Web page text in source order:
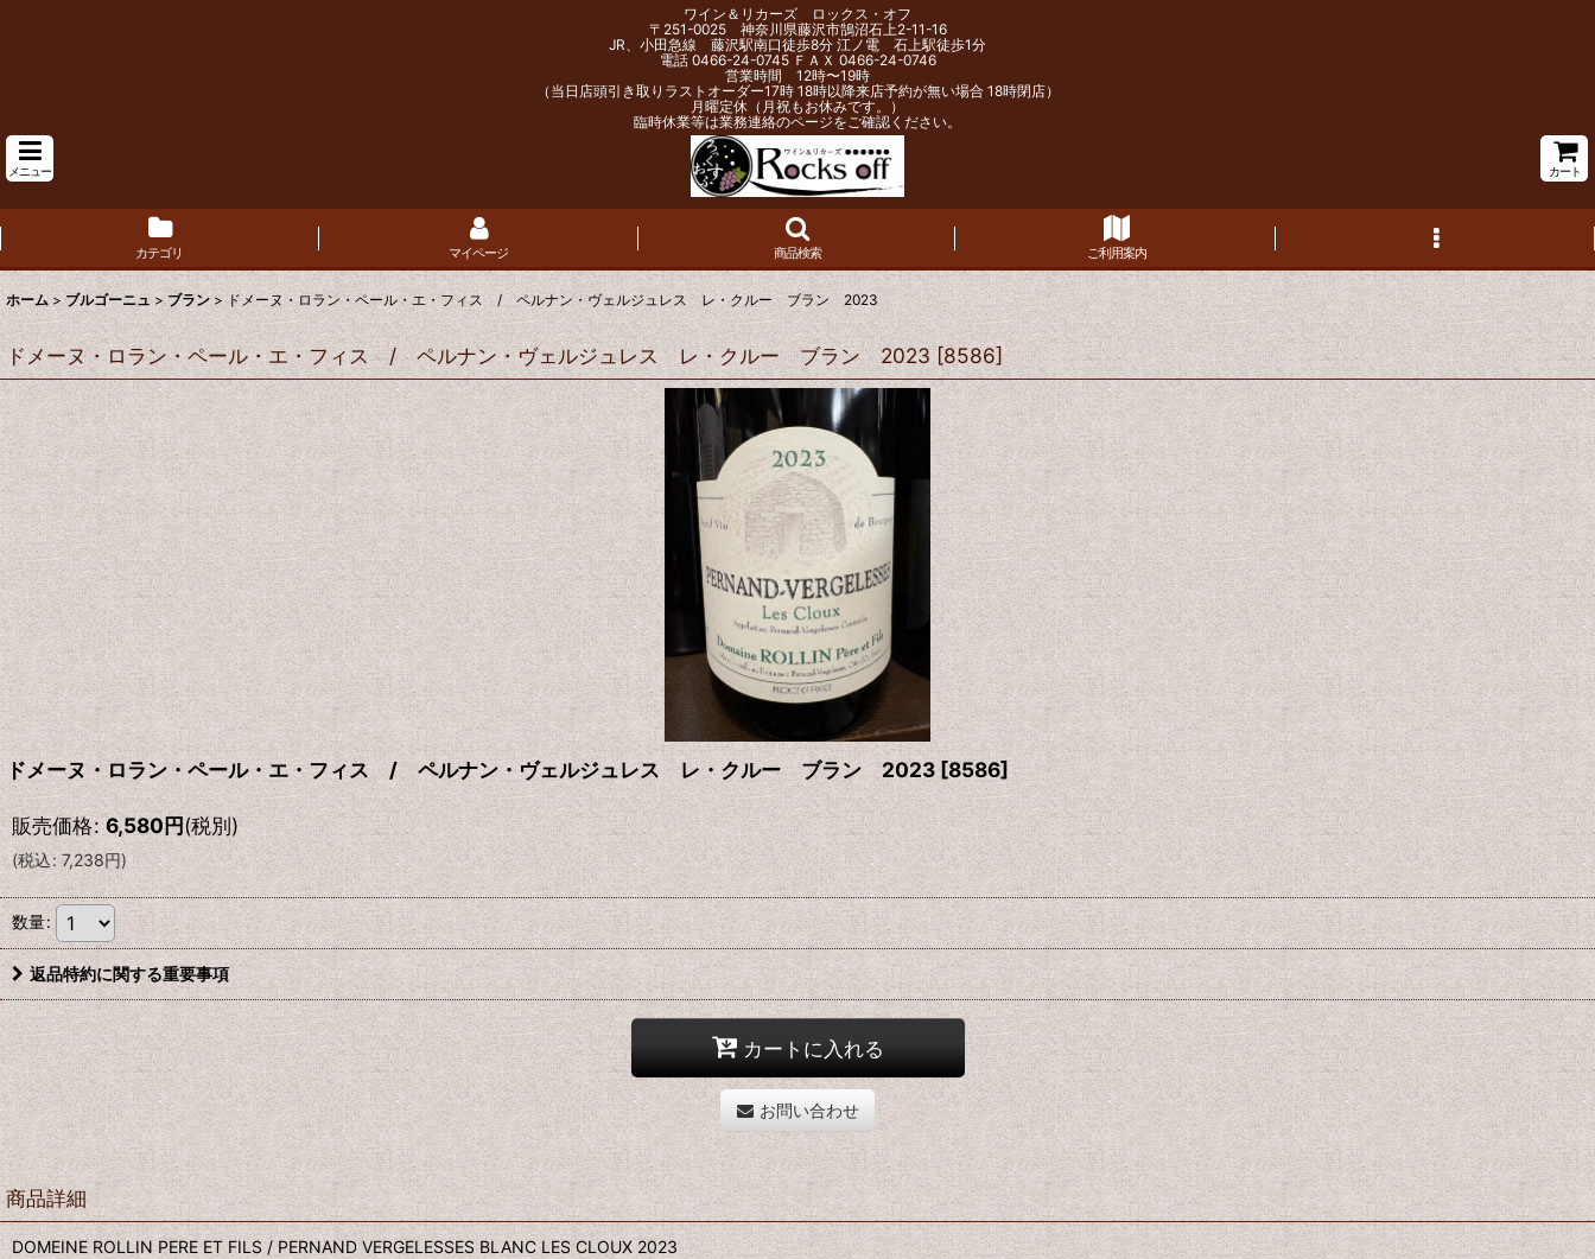
ワイン＆リカーズ ロックス・オフ
〒251-0025 神奈川県藤沢市鵠沼石上2-11-16
JR、小田急線 藤沢駅南口徒歩8分 江ノ電 石上駅徒歩1分
電話 0466-24-0745 ＦＡＸ 0466-24-0746
営業時間 12時〜19時
（当日店頭引き取りラストオーダー17時 18時以降来店予約が無い場合 18時閉店）
月曜定休（月祝もお休みです。）
臨時休業等は業務連絡のページをご確認ください。
メニュー カート
カテゴリ マイページ 商品検索 ご利用案内
ホーム > ブルゴーニュ > ブラン > ドメーヌ・ロラン・ペール・エ・フィス / ペルナン・ヴェルジュレス レ・クルー ブラン 2023
ドメーヌ・ロラン・ペール・エ・フィス / ペルナン・ヴェルジュレス レ・クルー ブラン 2023 [8586]
ドメーヌ・ロラン・ペール・エ・フィス / ペルナン・ヴェルジュレス レ・クルー ブラン 2023 [8586]
販売価格: 6,580円(税別)
(税込: 7,238円)
数量:
返品特約に関する重要事項
カートに入れる
お問い合わせ
商品詳細
DOMEINE ROLLIN PERE ET FILS / PERNAND VERGELESSES BLANC LES CLOUX 2023